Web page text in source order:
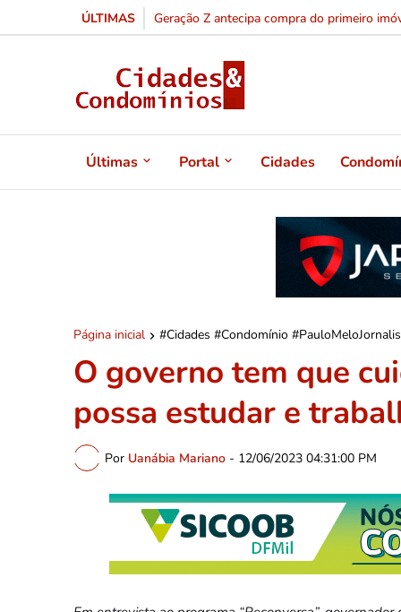
ÚLTIMAS Geração Z antecipa compra do primeiro
Últimas Portal Cidades
Página inicial #Cidades #Condomínio
O governo tem que
possa estudar e
Por Uanábia Mariano - 12/06/2023 04:31:00 PM